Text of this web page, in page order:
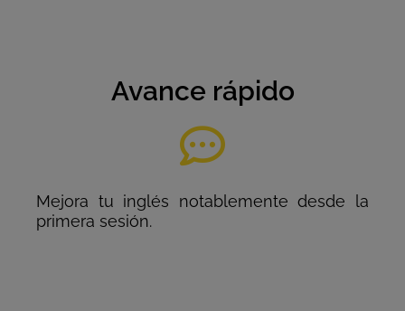
Avance rápido
Mejora tu inglés notablemente desde la
primera sesión.